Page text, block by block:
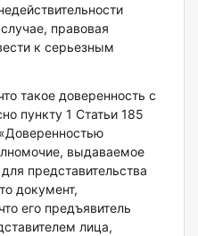
правовая
к серьезным
такое доверенность с
пункту 1 Статьи 185
выдаваемое
представительства
документ,
его предъявитель
лица,